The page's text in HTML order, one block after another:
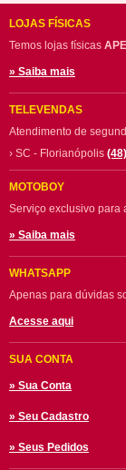
LOJAS FÍSICAS
Temos lojas físicas
» Saiba mais
TELEVENDAS
Atendimento de
› SC - Florianópolis
MOTOBOY
Serviço exclusivo para
» Saiba mais
WHATSAPP
Apenas para dúvidas
Acesse aqui
SUA CONTA
» Sua Conta
» Seu Cadastro
» Seus Pedidos